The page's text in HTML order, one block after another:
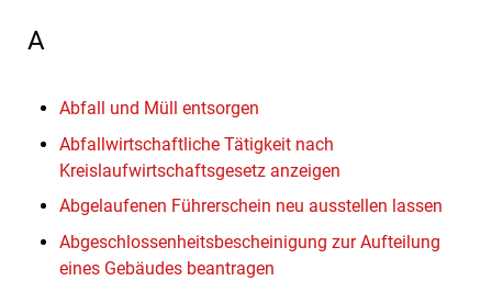
A
Abfall und Müll entsorgen
Abfallwirtschaftliche Tätigkeit nach
Kreislaufwirtschaftsgesetz anzeigen
Abgelaufenen Führerschein neu ausstellen lassen
Abgeschlossenheitsbescheinigung zur Aufteilung
eines Gebäudes beantragen